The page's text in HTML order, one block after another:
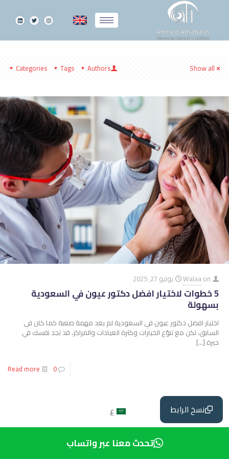
نسخ الرابط
تحدث معنا عبر واتساب
Categories Tags Authors Show all
Walaaon يوليو 27, 2025
5 خطوات لاختيار افضل دكتور عيون في السعودية
بسهولة
اختيار افضل دكتور عيون في السعودية لم يعد مهمة صعبة كما كان في
السابق، لكن مع تنوّع الخيارات وكثرة العيادات والمراكز، قد تجد نفسك في
حيرة […]
0
Read more
ع